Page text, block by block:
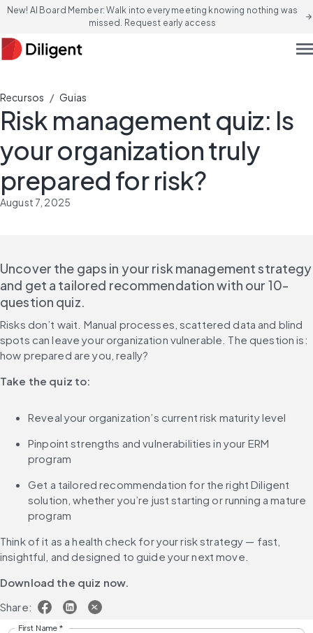
New! AI Board Member: Walk into every meeting knowing nothing was
missed. Request early access
arrow_forward
Recursos / Guias
Risk management quiz: Is
your organization truly
prepared for risk?
August 7, 2025
Uncover the gaps in your risk management strategy
and get a tailored recommendation with our 10-
question quiz.
Risks don’t wait. Manual processes, scattered data and blind
spots can leave your organization vulnerable. The question is:
how prepared are you, really?
Take the quiz to:
Reveal your organization’s current risk maturity level
Pinpoint strengths and vulnerabilities in your ERM
program
Get a tailored recommendation for the right Diligent
solution, whether you’re just starting or running a mature
program
Think of it as a health check for your risk strategy — fast,
insightful, and designed to guide your next move.
Download the quiz now.
Share:
First Name *